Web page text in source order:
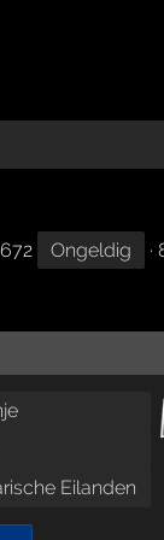
Ongeldig ·
Eilanden